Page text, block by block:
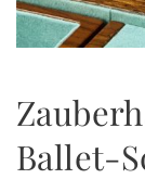
Ballet-